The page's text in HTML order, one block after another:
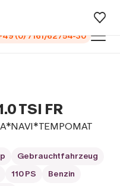
(0) 7161/62754-30
TSI FR
Gebrauchtfahrzeug
110 PS
Benzin